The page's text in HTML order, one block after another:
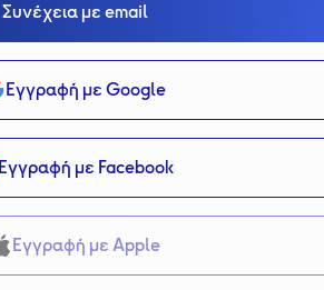
Συνέχεια με email
Εγγραφή με Google
Εγγραφή με Facebook
Εγγραφή με Apple